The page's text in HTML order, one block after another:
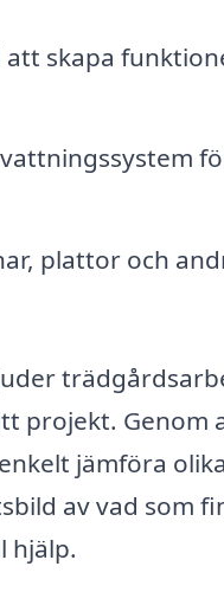
skapa
plattor och
projekt. Genom
jämföra olika
av vad som
hjälp.